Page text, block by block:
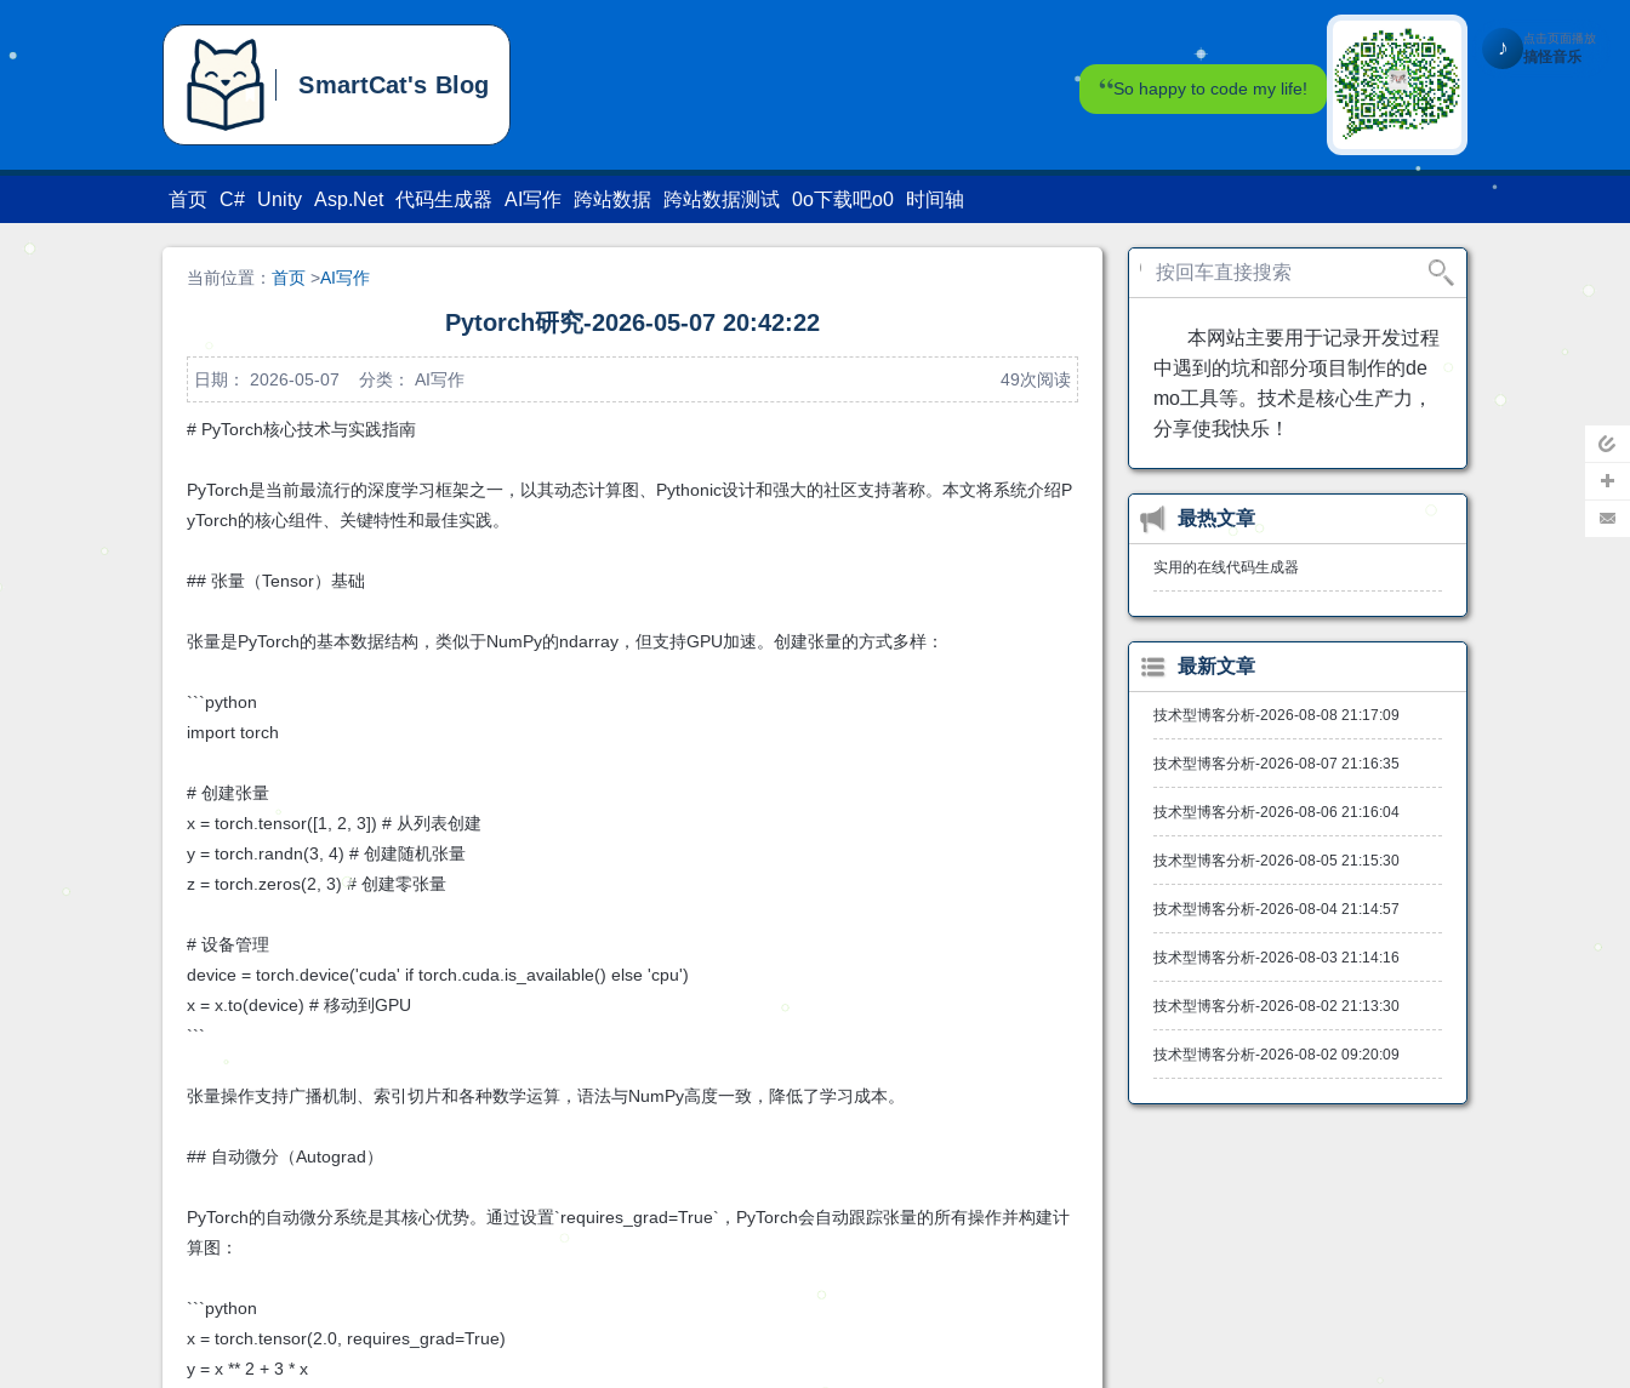
页
SmartCat's Blog
SmartCat's Blog So happy to code my life!
首页 C# Unity Asp.Net 代码生成器 AI写作 跨站数据 跨站数据测试 0o下载吧o0 时间轴
当前位置：首页 >AI写作
Pytorch研究-2026-05-07 20:42:22
日期： 2026-05-07 分类：AI写作 49次阅读
# PyTorch核心技术与实践指南
PyTorch是当前最流行的深度学习框架之一，以其动态计算图、Pythonic设计和强大的社区支持著称。本文将系统介绍P
yTorch的核心组件、关键特性和最佳实践。
## 张量（Tensor）基础
张量是PyTorch的基本数据结构，类似于NumPy的ndarray，但支持GPU加速。创建张量的方式多样：
```python
import torch
# 创建张量
x = torch.tensor([1, 2, 3]) # 从列表创建
y = torch.randn(3, 4) # 创建随机张量
z = torch.zeros(2, 3) # 创建零张量
# 设备管理
device = torch.device('cuda' if torch.cuda.is_available() else 'cpu')
x = x.to(device) # 移动到GPU
```
张量操作支持广播机制、索引切片和各种数学运算，语法与NumPy高度一致，降低了学习成本。
## 自动微分（Autograd）
PyTorch的自动微分系统是其核心优势。通过设置`requires_grad=True`，PyTorch会自动跟踪张量的所有操作并构建计
算图：
```python
x = torch.tensor(2.0, requires_grad=True)
y = x ** 2 + 3 * x
本网站主要用于记录开发过程
中遇到的坑和部分项目制作的de
mo工具等。技术是核心生产力，
分享使我快乐！
最热文章
实用的在线代码生成器
最新文章
技术型博客分析-2026-08-08 21:17:09
技术型博客分析-2026-08-07 21:16:35
技术型博客分析-2026-08-06 21:16:04
技术型博客分析-2026-08-05 21:15:30
技术型博客分析-2026-08-04 21:14:57
技术型博客分析-2026-08-03 21:14:16
技术型博客分析-2026-08-02 21:13:30
技术型博客分析-2026-08-02 09:20:09
♪ 点击页面播放
搞怪音乐